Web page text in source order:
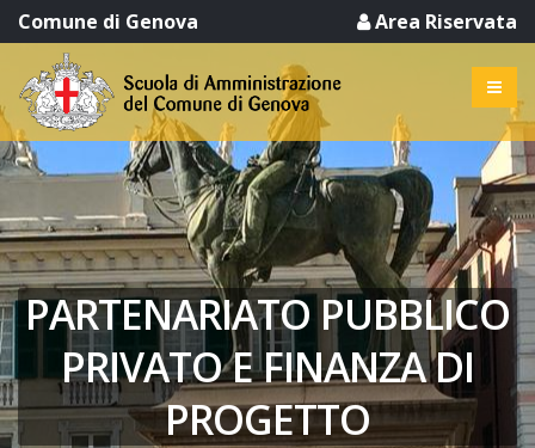
Comune di Genova Area Riservata
PARTENARIATO PUBBLICO
PRIVATO E FINANZA DI
PROGETTO